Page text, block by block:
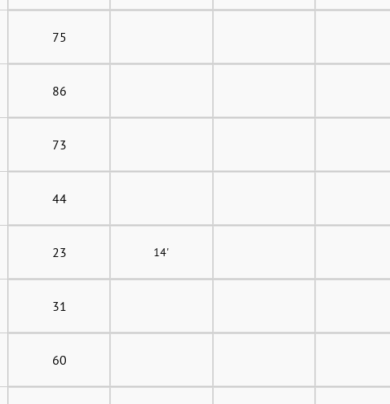
75
86
73
44
23 14'
31
60